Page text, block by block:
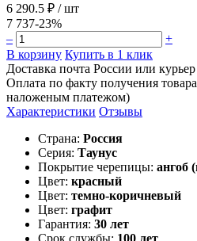
6 290.5 ₽ / шт
7 737-23%
–
+
В корзину Купить в 1 клик
Доставка почта России или
Оплата по факту получения
наложеным платежом)
Характеристики Отзывы
Страна: Россия
Серия: Таунус
Покрытие черепицы: ангоб
Цвет: красный
Цвет: темно-коричневый
Цвет: графит
Гарантия: 30 лет
Срок службы: 100 лет